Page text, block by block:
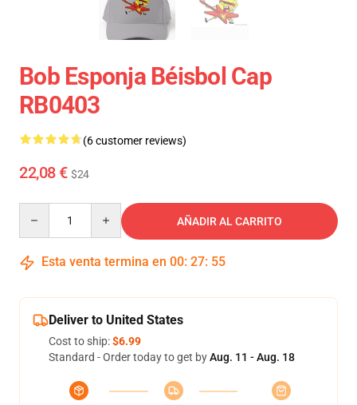
Bob Esponja Béisbol Cap
RB0403
(6 customer reviews)
22,08 € $24
AÑADIR AL CARRITO
Esta venta termina en 00: 27: 54
Deliver to United States
Cost to ship:$6.99
Standard - Order today to get byAug. 11 - Aug. 18